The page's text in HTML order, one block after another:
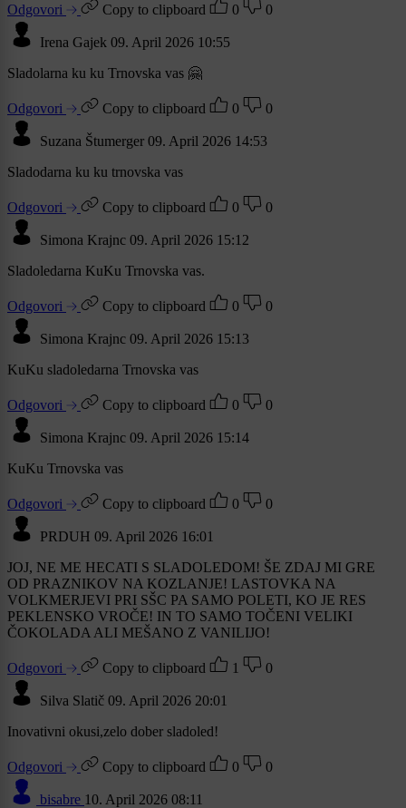
Odgovori Copy to clipboard 0 0
Irena Gajek 09. April 2026 10:55
Sladolarna ku ku Trnovska vas 🤗
Odgovori Copy to clipboard 0 0
Suzana Štumerger 09. April 2026 14:53
Sladodarna ku ku trnovska vas
Odgovori Copy to clipboard 0 0
Simona Krajnc 09. April 2026 15:12
Sladoledarna KuKu Trnovska vas.
Odgovori Copy to clipboard 0 0
Simona Krajnc 09. April 2026 15:13
KuKu sladoledarna Trnovska vas
Odgovori Copy to clipboard 0 0
Simona Krajnc 09. April 2026 15:14
KuKu Trnovska vas
Odgovori Copy to clipboard 0 0
PRDUH 09. April 2026 16:01
JOJ, NE ME HECATI S SLADOLEDOM! ŠE ZDAJ MI GRE
OD PRAZNIKOV NA KOZLANJE! LASTOVKA NA
VOLKMERJEVI PRI SŠC PA SAMO POLETI, KO JE RES
PEKLENSKO VROČE! IN TO SAMO TOČENI VELIKI
ČOKOLADA ALI MEŠANO Z VANILIJO!
Odgovori Copy to clipboard 1 0
Silva Slatič 09. April 2026 20:01
Inovativni okusi,zelo dober sladoled!
Odgovori Copy to clipboard 0 0
bisabre 10. April 2026 08:11